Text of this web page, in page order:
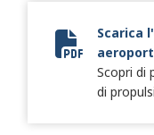
2024 Airport
Scarica
Scopri di
di